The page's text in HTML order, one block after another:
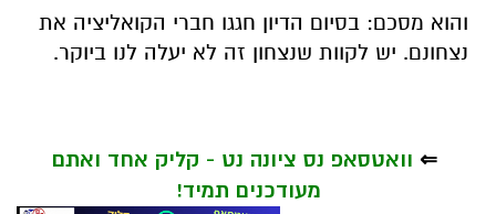
והוא מסכם: בסיום הדיון חגגו חברי הקואליציה את
נצחונם. יש לקוות שנצחון זה לא יעלה לנו ביוקר.
⇐ וואטסאפ נס ציונה נט - קליק אחד ואתם
מעודכנים תמיד!